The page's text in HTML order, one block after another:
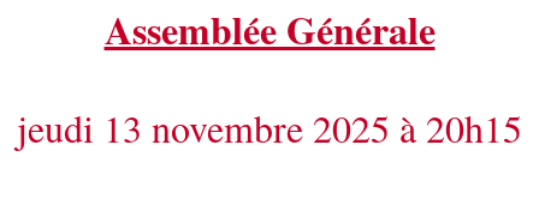
Assemblée Générale
jeudi 13 novembre 2025 à 20h15